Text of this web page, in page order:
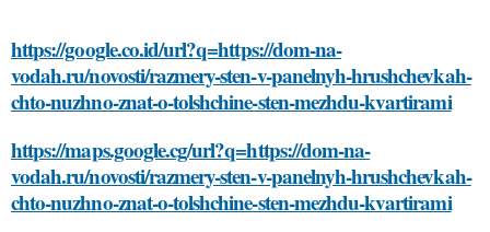
https://google.co.id/url?q=https://dom-na-
vodah.ru/novosti/razmery-sten-v-panelnyh-hrushchevkah-
chto-nuzhno-znat-o-tolshchine-sten-mezhdu-kvartirami
https://maps.google.cg/url?q=https://dom-na-
vodah.ru/novosti/razmery-sten-v-panelnyh-hrushchevkah-
chto-nuzhno-znat-o-tolshchine-sten-mezhdu-kvartirami